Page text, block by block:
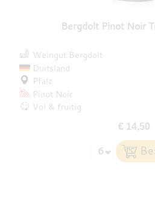
Bergdolt Pinot Noir
Weingut Bergdolt
Duitsland
Pfalz
Pinot Noir
Vol & fruitig
€ 14,50